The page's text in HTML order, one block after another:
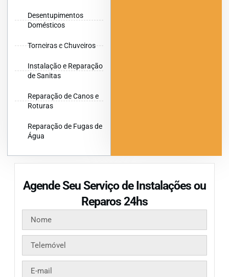
Desentupimentos
Domésticos
Torneiras e Chuveiros
Instalação e Reparação
de Sanitas
Reparação de Canos e
Roturas
Reparação de Fugas de
Água
Agende Seu Serviço de Instalações ou
Reparos 24hs